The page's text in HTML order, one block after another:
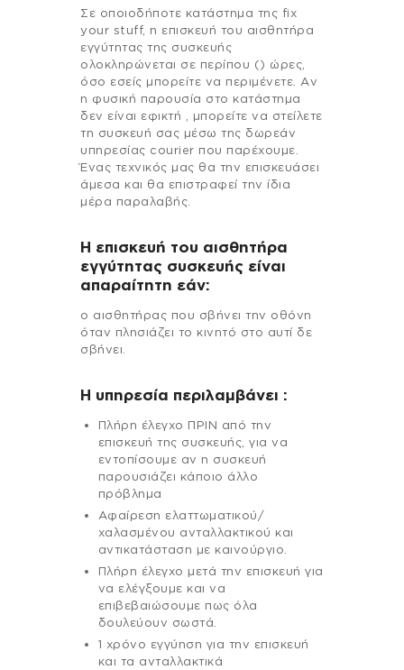
Σε οποιοδήποτε κατάστημα της fix
your stuff, η επισκευή του αισθητήρα
εγγύτητας της συσκευής
ολοκληρώνεται σε περίπου () ώρες,
όσο εσείς μπορείτε να περιμένετε. Αν
η φυσική παρουσία στο κατάστημα
δεν είναι εφικτή , μπορείτε να στείλετε
τη συσκευή σας μέσω της δωρεάν
υπηρεσίας courier που παρέχουμε.
Ένας τεχνικός μας θα την επισκευάσει
άμεσα και θα επιστραφεί την ίδια
μέρα παραλαβής.
Η επισκευή του αισθητήρα
εγγύτητας συσκευής είναι
απαραίτητη εάν:
ο αισθητήρας που σβήνει την οθόνη
όταν πλησιάζει το κινητό στο αυτί δε
σβήνει.
H υπηρεσία περιλαμβάνει :
Πλήρη έλεγχο ΠΡΙΝ από την
επισκευή της συσκευής, για να
εντοπίσουμε αν η συσκευή
παρουσιάζει κάποιο άλλο
πρόβλημα
Αφαίρεση ελαττωματικού/
χαλασμένου ανταλλακτικού και
αντικατάσταση με καινούργιο.
Πλήρη έλεγχο μετά την επισκευή για
να ελέγξουμε και να
επιβεβαιώσουμε πως όλα
δουλεύουν σωστά.
1 χρόνο εγγύηση για την επισκευή
και τα ανταλλακτικά